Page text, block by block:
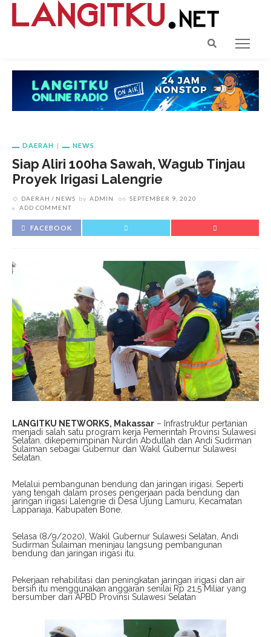
DAERAH NEWS
Siap Aliri 100ha Sawah, Wagub Tinjau
Proyek Irigasi Lalengrie
DAERAH NEWS by ADMIN on SEPTEMBER 9, 2020
ADD COMMENT
FACEBOOK
LANGITKU NETWORKS, Makassar – Infrastruktur pertanian
menjadi salah satu program kerja Pemerintah Provinsi Sulawesi
Selatan, dikepemimpinan Nurdin Abdullah dan Andi Sudirman
Sulaiman sebagai Gubernur dan Wakil Gubernur Sulawesi
Selatan.
Melalui pembangunan bendung dan jaringan irigasi. Seperti
yang tengah dalam proses pengerjaan pada bendung dan
jaringan irigasi Lalengrie di Desa Ujung Lamuru, Kecamatan
Lappariaja, Kabupaten Bone.
Selasa (8/9/2020), Wakil Gubernur Sulawesi Selatan, Andi
Sudirman Sulaiman meninjau langsung pembangunan
bendung dan jaringan irigasi itu.
Pekerjaan rehabilitasi dan peningkatan jaringan irigasi dan air
bersih itu menggunakan anggaran senilai Rp 21,5 Miliar yang
bersumber dari APBD Provinsi Sulawesi Selatan